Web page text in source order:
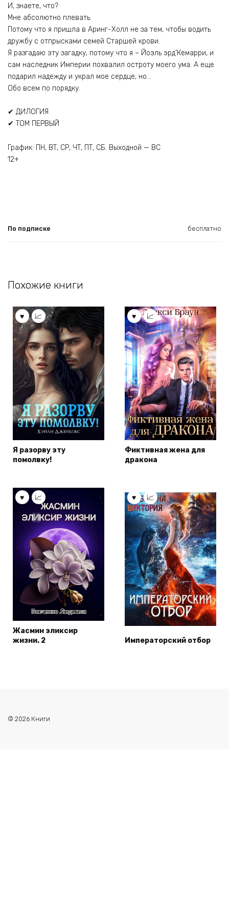
И, знаете, что?
Мне абсолютно плевать.
Потому что я пришла в Аринг-Холл не за тем, чтобы водить
дружбу с отпрысками семей Старшей крови.
Я разгадаю эту загадку, потому что я – Йоэль эрд’Кемарри, и
сам наследник Империи похвалил остроту моего ума. А еще
подарил надежду и украл мое сердце, но…
Обо всем по порядку.
✔ ДИЛОГИЯ
✔ ТОМ ПЕРВЫЙ
График: ПН, ВТ, СР, ЧТ, ПТ, СБ. Выходной — ВС
12+
По подписке бесплатно
Похожие книги
Я разорву эту
помолвку!
Фиктивная жена для
дракона
Жасмин эликсир
жизни. 2
Императорский отбор
© 2026 Книги